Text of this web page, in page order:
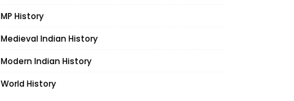
MP History
Medieval Indian History
Modern Indian History
World History